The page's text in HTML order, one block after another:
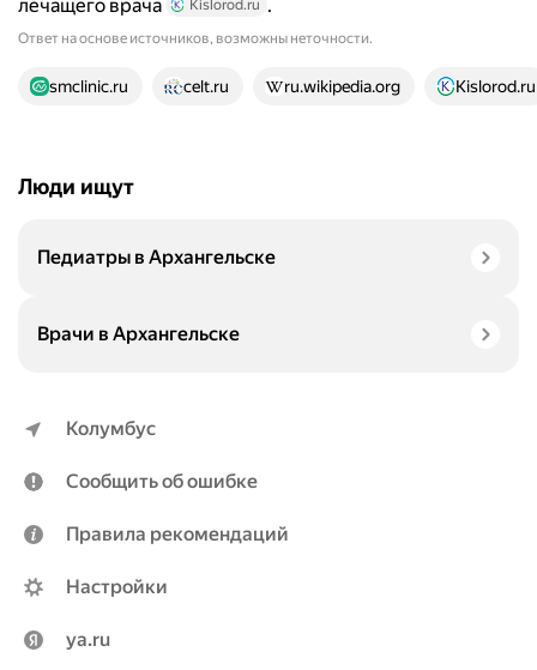
лечащего врача
Kislorod.ru .
Ответ на основе источников, возможны неточности.
17 источников
smclinic.ru celt.ru ru.wikipedia.org Kislorod.ru
Люди ищут
Педиатры в Архангельске
Врачи в Архангельске
Колумбус
Сообщить об ошибке
Правила рекомендаций
Настройки
ya.ru